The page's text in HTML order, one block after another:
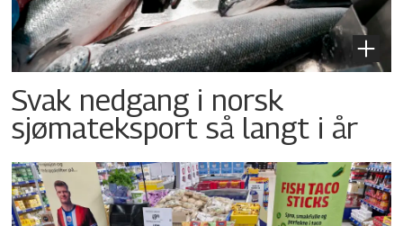
Svak nedgang i norsk
sjømateksport så langt i år